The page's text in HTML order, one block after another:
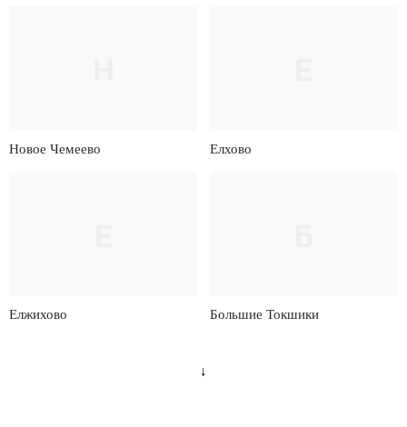
Новое Чемеево Елхово
Елжихово Большие Токшики
↓